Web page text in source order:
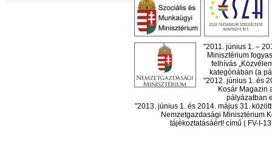
"2011. június 1. –
Minisztérium
felhívás
kategóriában (a
"2012. június 1. és
Kosár Magazin
pályázatban
"2013. június 1. és 2014. május 31.
Nemzetgazdasági Minisztérium
tájékoztatásáért! című ( FV-I-